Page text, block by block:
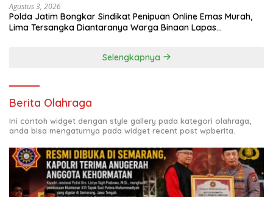
Agustus 3, 2026
Polda Jatim Bongkar Sindikat Penipuan Online Emas Murah,
Lima Tersangka Diantaranya Warga Binaan Lapas
Selengkapnya
Berita Olahraga
Ini contoh widget dengan style gallery pada kategori olahraga,
anda bisa mengaturnya pada widget recent post wpberita.